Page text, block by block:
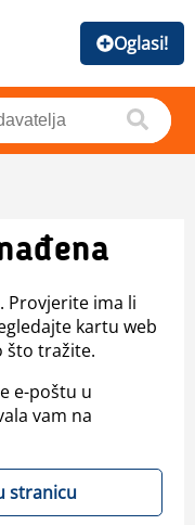
Oglasi!
Provjerite ima li
kartu web
što tražite.
e-poštu u
vam na
stranicu